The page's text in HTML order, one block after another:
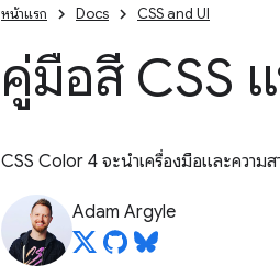
หน้าแรก Docs CSS and UI
คู่มือสี CSS
CSS Color 4 จะนำเครื่องมือและความ
Adam Argyle